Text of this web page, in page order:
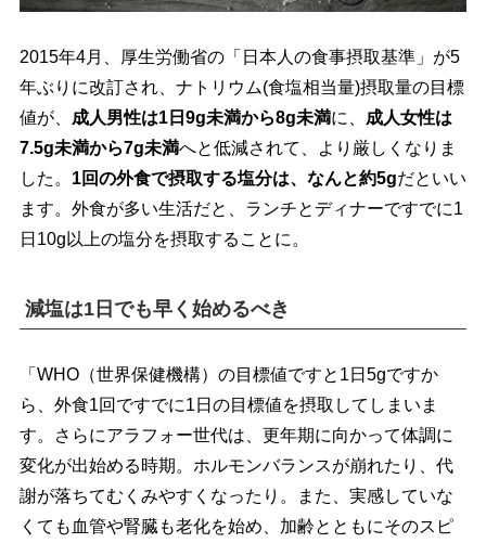
2015年4月、厚生労働省の「日本人の食事摂取基準」が5
年ぶりに改訂され、ナトリウム(食塩相当量)摂取量の目標
値が、 成人男性は1日9g未満から8g未満に、 成人女性は
7.5g未満から7g未満へと低減されて、より厳しくなりま
した。 1回の外食で摂取する塩分は、なんと約5gだといい
ます。外食が多い生活だと、ランチとディナーですでに1
日10g以上の塩分を摂取することに。
減塩は1日でも早く始めるべき
「WHO（世界保健機構）の目標値ですと1日5gですか
ら、外食1回ですでに1日の目標値を摂取してしまいま
す。さらにアラフォー世代は、更年期に向かって体調に
変化が出始める時期。ホルモンバランスが崩れたり、代
謝が落ちてむくみやすくなったり。また、実感していな
くても血管や腎臓も老化を始め、加齢とともにそのスピ